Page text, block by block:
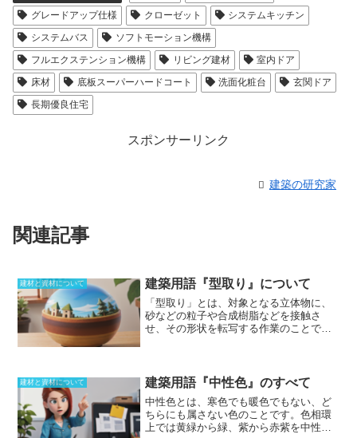
グレードアップ仕様
クローゼット
システムキッチン
システムバス
ソフトモーション機構
フルエクステンション機構
リビング建材
室内ドア
床材
底板スーパーハードコート 洗面化粧台
玄関ドア
長期優良住宅
スポンサーリンク
建築の研究家
関連記事
建材と資材について 建築用語『型取り』について
「型取り」とは、対象となる立体物に、
砂などの粒子や合成樹脂などを接触さ
せ、その形状を転写する作業のことであ
では遺構のデータを取得するために用い
られる場合もある。しばしば「採型（さ
いけい）」とも呼ばれる。 建築現場で
は、例えば複雑な凹凸のあるクロスの修
復作業の際に、この型取りの手法が用い
建材と資材について 建築用語『中性色』のすべて
中性色とは、寒色でも暖色でもない、ど
ちらにも属さない色のことです。色相環
上では黄緑から緑、紫から赤紫を中性色